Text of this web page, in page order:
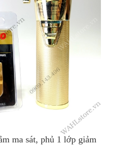
ma sát, phủ 1 lớp giảm